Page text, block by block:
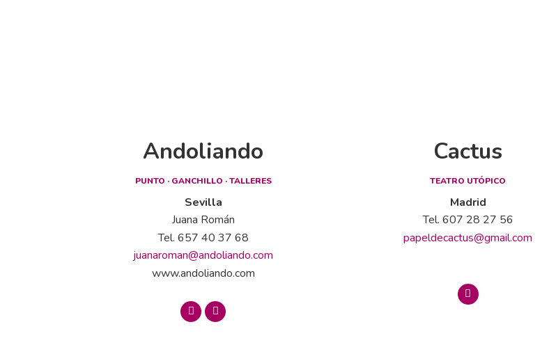
Andoliando
PUNTO · GANCHILLO · TALLERES
Sevilla
Juana Román
Tel. 657 40 37 68
juanaroman@andoliando.com
www.andoliando.com
Cactus
TEATRO UTÓPICO
Madrid
Tel. 607 28 27 56
papeldecactus@gmail.com